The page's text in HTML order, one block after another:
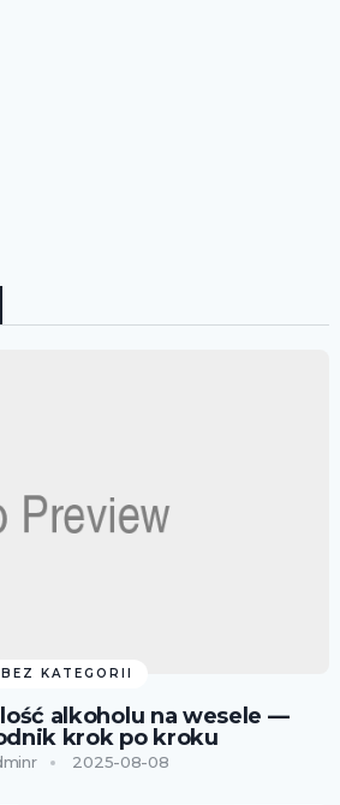
BEZ KATEGORII
alkoholu na wesele —
krok po kroku
2025-08-08